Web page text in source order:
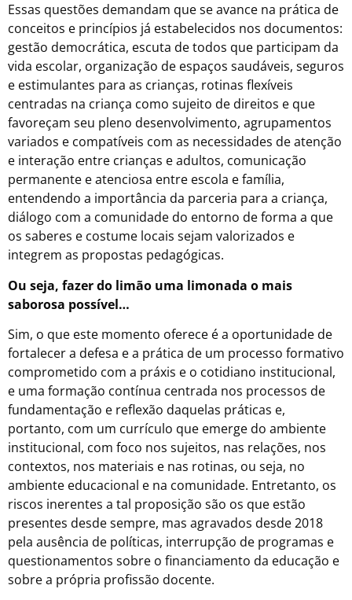
Essas questões demandam que se avance na prática de
conceitos e princípios já estabelecidos nos documentos:
gestão democrática, escuta de todos que participam da
vida escolar, organização de espaços saudáveis, seguros
e estimulantes para as crianças, rotinas flexíveis
centradas na criança como sujeito de direitos e que
favoreçam seu pleno desenvolvimento, agrupamentos
variados e compatíveis com as necessidades de atenção
e interação entre crianças e adultos, comunicação
permanente e atenciosa entre escola e família,
entendendo a importância da parceria para a criança,
diálogo com a comunidade do entorno de forma a que
os saberes e costume locais sejam valorizados e
integrem as propostas pedagógicas.
Ou seja, fazer do limão uma limonada o mais
saborosa possível…
Sim, o que este momento oferece é a oportunidade de
fortalecer a defesa e a prática de um processo formativo
comprometido com a práxis e o cotidiano institucional,
e uma formação contínua centrada nos processos de
fundamentação e reflexão daquelas práticas e,
portanto, com um currículo que emerge do ambiente
institucional, com foco nos sujeitos, nas relações, nos
contextos, nos materiais e nas rotinas, ou seja, no
ambiente educacional e na comunidade. Entretanto, os
riscos inerentes a tal proposição são os que estão
presentes desde sempre, mas agravados desde 2018
pela ausência de políticas, interrupção de programas e
questionamentos sobre o financiamento da educação e
sobre a própria profissão docente.